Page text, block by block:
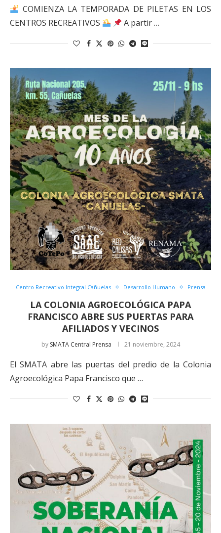
COMIENZA LA TEMPORADA DE PILETAS EN LOS
CENTROS RECREATIVOS
A partir …
Centro Recreativo Integral Cañuelas Desarrollo Humano Prensa
LA COLONIA AGROECOLÓGICA PAPA
FRANCISCO ABRE SUS PUERTAS PARA
AFILIADOS Y VECINOS
by SMATA Central Prensa 21 noviembre, 2024
El SMATA abre las puertas del predio de la Colonia
Agroecológica Papa Francisco que …